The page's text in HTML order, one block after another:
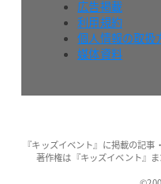
広告掲載
利用規約
個人情報の取扱
媒体資料
『キッズイベント』に掲載の記事
著作権は『キッズイベント』